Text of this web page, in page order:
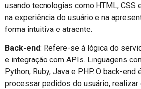
usando tecnologias como HTML, CSS
na experiência do usuário e na
forma intuitiva e atraente.
Back-end: Refere-se à lógica do
e integração com APIs. Linguagens
Python, Ruby, Java e PHP. O back-
processar pedidos do usuário, realizar